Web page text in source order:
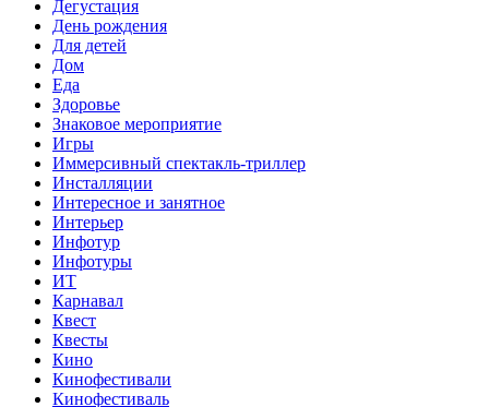
Дегустация
День рождения
Для детей
Дом
Еда
Здоровье
Знаковое мероприятие
Игры
Иммерсивный спектакль-триллер
Инсталляции
Интересное и занятное
Интерьер
Инфотур
Инфотуры
ИТ
Карнавал
Квест
Квесты
Кино
Кинофестивали
Кинофестиваль